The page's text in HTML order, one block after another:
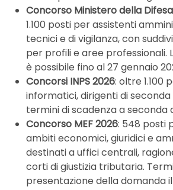
Concorso Ministero della
1.100 posti per assistenti
tecnici e di vigilanza, con
per profili e aree professionali.
è possibile fino al 27 gennaio
Concorsi INPS 2026: oltre 1.100
informatici, dirigenti di
termini di scadenza a seconda
Concorso MEF 2026: 548 posti
ambiti economici, giuridici e
destinati a uffici centrali,
corti di giustizia tributaria.
presentazione della domanda